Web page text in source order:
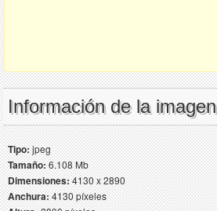
Información de la imagen
Tipo:jpeg
Tamaño:6.108 Mb
Dimensiones:4130 x 2890
Anchura:4130 píxeles